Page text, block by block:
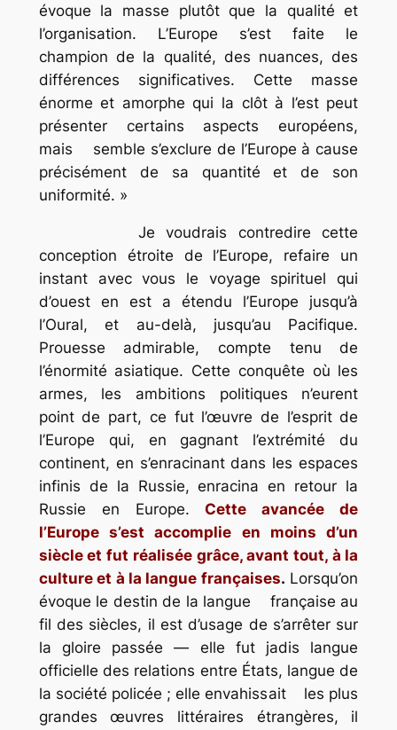
évoque la masse plutôt que la qualité et
l’organisation. L’Europe s’est faite le
champion de la qualité, des nuances, des
différences significatives. Cette masse
énorme et amorphe qui la clôt à l’est peut
présenter certains aspects européens,
mais semble s’exclure de l’Europe à cause
précisément de sa quantité et de son
uniformité. »
Je voudrais contredire cette
conception étroite de l’Europe, refaire un
instant avec vous le voyage spirituel qui
d’ouest en est a étendu l’Europe jusqu’à
l’Oural, et au-delà, jusqu’au Pacifique.
Prouesse admirable, compte tenu de
l’énormité asiatique. Cette conquête où les
armes, les ambitions politiques n’eurent
point de part, ce fut l’œuvre de l’esprit de
l’Europe qui, en gagnant l’extrémité du
continent, en s’enracinant dans les espaces
infinis de la Russie, enracina en retour la
Russie en Europe.Cette avancée de
l’Europe s’est accomplie en moins d’un
siècle et fut réalisée grâce, avant tout, à la
culture et à la langue françaises. Lorsqu’on
évoque le destin de la langue française au
fil des siècles, il est d’usage de s’arrêter sur
la gloire passée — elle fut jadis langue
officielle des relations entre États, langue de
la société policée ; elle envahissait les plus
grandes œuvres littéraires étrangères, il